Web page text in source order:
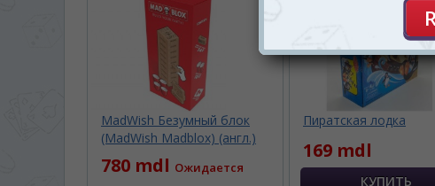
MadWish Безумный блок
(MadWish Madblox) (англ.)
780 mdl Ожидается
Пиратская лодка
169 mdl